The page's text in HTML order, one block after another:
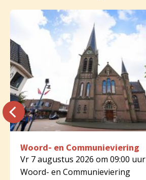
Woord- en Communieviering
Vr 7 augustus 2026 om 09:00 uur
Woord- en Communieviering